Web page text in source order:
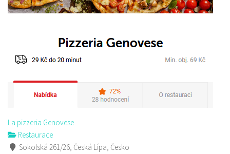
La pizzeria Genovese
Restaurace
Sokolská 261/26, Česká Lípa, Česko